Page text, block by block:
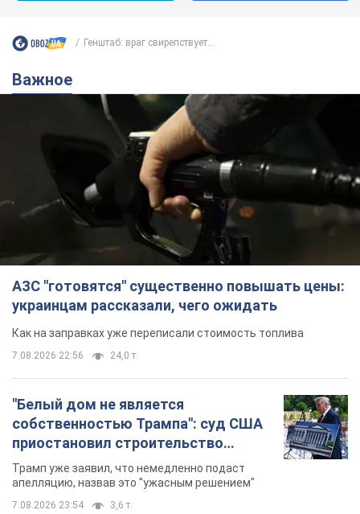
Генштаб: враг свирепствует...
Важное
АЗС "готовятся" существенно повышать цены:
украинцам рассказали, чего ожидать
Как на заправках уже переписали стоимость топлива
7.08.2026 22:56 24,0 т.
"Белый дом не является
собственностью Трампа": суд США
приостановил строительство
бального зала стоимостью 400 млн
долларов
Трамп уже заявил, что немедленно подаст
апелляцию, назвав это "ужасным решением"
7.08.2026 23:54 3,6 т.